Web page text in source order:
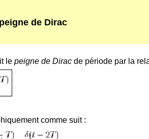
de Dirac
le peigne de Dirac de période par la
comme suit :